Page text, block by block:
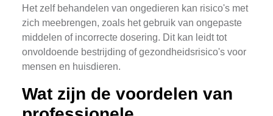
Het zelf behandelen van ongedieren kan risico's met
zich meebrengen, zoals het gebruik van ongepaste
middelen of incorrecte dosering. Dit kan leidt tot
onvoldoende bestrijding of gezondheidsrisico's voor
mensen en huisdieren.
Wat zijn de voordelen van